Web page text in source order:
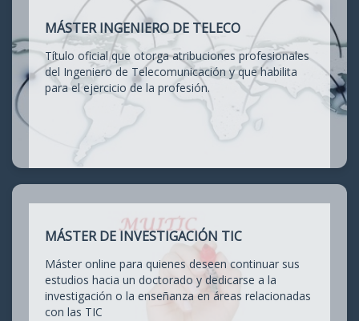
MÁSTER INGENIERO DE TELECO
Título oficial que otorga atribuciones profesionales
del Ingeniero de Telecomunicación y que habilita
para el ejercicio de la profesión.
MÁSTER DE INVESTIGACIÓN TIC
Máster online para quienes deseen continuar sus
estudios hacia un doctorado y dedicarse a la
investigación o la enseñanza en áreas relacionadas
con las TIC